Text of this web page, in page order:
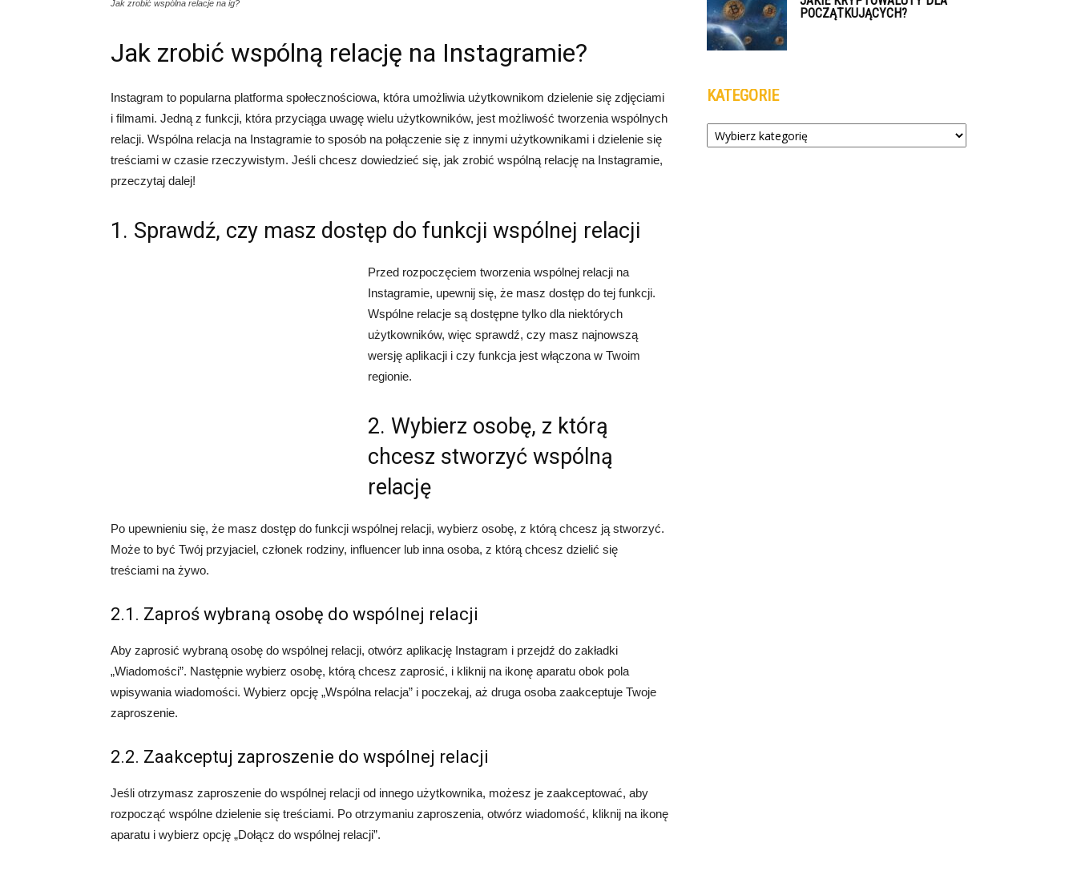
Jak zrobić wspólna relacje na ig?
Jak zrobić wspólną relację na Instagramie?
Instagram to popularna platforma społecznościowa, która umożliwia użytkownikom dzielenie się zdjęciami
i filmami. Jedną z funkcji, która przyciąga uwagę wielu użytkowników, jest możliwość tworzenia wspólnych
relacji. Wspólna relacja na Instagramie to sposób na połączenie się z innymi użytkownikami i dzielenie się
treściami w czasie rzeczywistym. Jeśli chcesz dowiedzieć się, jak zrobić wspólną relację na Instagramie,
przeczytaj dalej!
1. Sprawdź, czy masz dostęp do funkcji wspólnej relacji
Przed rozpoczęciem tworzenia wspólnej relacji na
Instagramie, upewnij się, że masz dostęp do tej funkcji.
Wspólne relacje są dostępne tylko dla niektórych
użytkowników, więc sprawdź, czy masz najnowszą
wersję aplikacji i czy funkcja jest włączona w Twoim
regionie.
2. Wybierz osobę, z którą
chcesz stworzyć wspólną
relację
Po upewnieniu się, że masz dostęp do funkcji wspólnej relacji, wybierz osobę, z którą chcesz ją stworzyć.
Może to być Twój przyjaciel, członek rodziny, influencer lub inna osoba, z którą chcesz dzielić się
treściami na żywo.
2.1. Zaproś wybraną osobę do wspólnej relacji
Aby zaprosić wybraną osobę do wspólnej relacji, otwórz aplikację Instagram i przejdź do zakładki
„Wiadomości”. Następnie wybierz osobę, którą chcesz zaprosić, i kliknij na ikonę aparatu obok pola
wpisywania wiadomości. Wybierz opcję „Wspólna relacja” i poczekaj, aż druga osoba zaakceptuje Twoje
zaproszenie.
2.2. Zaakceptuj zaproszenie do wspólnej relacji
Jeśli otrzymasz zaproszenie do wspólnej relacji od innego użytkownika, możesz je zaakceptować, aby
rozpocząć wspólne dzielenie się treściami. Po otrzymaniu zaproszenia, otwórz wiadomość, kliknij na ikonę
aparatu i wybierz opcję „Dołącz do wspólnej relacji”.
POCZĄTKUJĄCYCH?
KATEGORIE
Kategorie